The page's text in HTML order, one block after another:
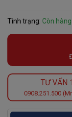
Tình trạng: Còn hàng
TƯ VẤN 1
0908.251.500